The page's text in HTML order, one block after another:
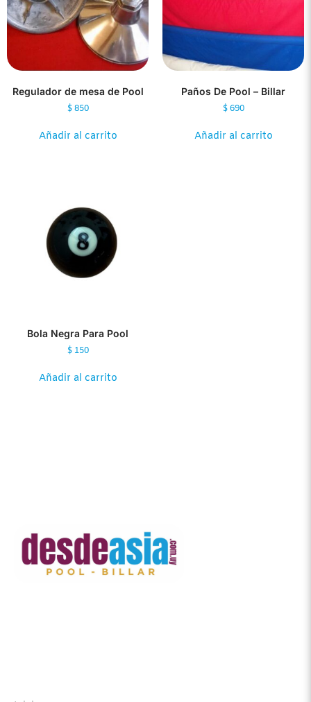
Regulador de mesa de Pool
$850
Añadir al carrito
Paños De Pool – Billar
$690
Añadir al carrito
Bola Negra Para Pool
$150
Añadir al carrito